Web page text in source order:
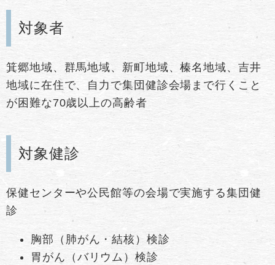
対象者
箕郷地域、群馬地域、新町地域、榛名地域、吉井
地域に在住で、自力で集団健診会場まで行くこと
が困難な70歳以上の高齢者
対象健診
保健センターや公民館等の会場で実施する集団健
診
胸部（肺がん・結核）検診
胃がん（バリウム）検診